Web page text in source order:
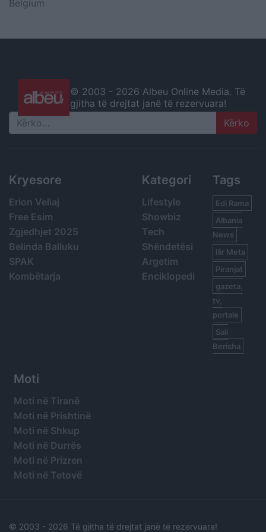
Belgium
© 2003 - 2026 Albeu Online Media. Të
gjitha të drejtat janë të rezervuara!
Search
Kryesore
Erion Veliaj
Free Esim
Zgjedhjet 2025
Belinda Balluku
SPAK
Kombëtarja
Kategori
Lifestyle
Showbiz
Tech
Shëndetësi
Argetim
Enciklopedi
Tags
Edi Rama
Albania
News
Ilir Meta
Piranjat
gazeta,
tv,
portale
Sali
Berisha
Moti
Moti në Tiranë
Moti në Prishtinë
Moti në Shkup
Moti në Durrës
Moti në Prizren
Moti në Tetovë
© 2003 - 2026 Të gjitha të drejtat janë të rezervuara!